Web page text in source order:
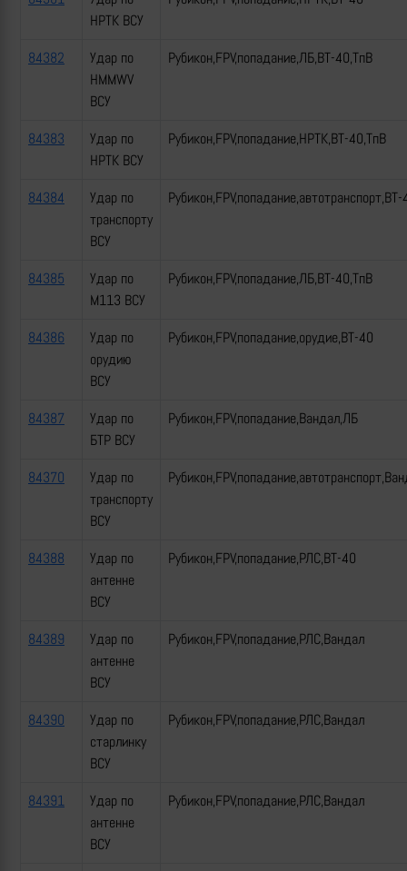
НРТК ВСУ
84382
Удар по
HMMWV
ВСУ
Рубикон,FPV,попадание,ЛБ,ВТ-40,ТпВ
84383
Удар по
НРТК ВСУ
Рубикон,FPV,попадание,НРТК,ВТ-40,ТпВ
84384
Удар по
транспорту
ВСУ
84385
Удар по
М113 ВСУ
Рубикон,FPV,попадание,ЛБ,ВТ-40,ТпВ
84386
Удар по
орудию
ВСУ
Рубикон,FPV,попадание,орудие,ВТ-40
84387
Удар по
БТР ВСУ
Рубикон,FPV,попадание,Вандал,ЛБ
84370
Удар по
транспорту
ВСУ
84388
Удар по
антенне
ВСУ
Рубикон,FPV,попадание,РЛС,ВТ-40
84389
Удар по
антенне
ВСУ
Рубикон,FPV,попадание,РЛС,Вандал
84390
Удар по
старлинку
ВСУ
Рубикон,FPV,попадание,РЛС,Вандал
84391
Удар по
антенне
ВСУ
Рубикон,FPV,попадание,РЛС,Вандал